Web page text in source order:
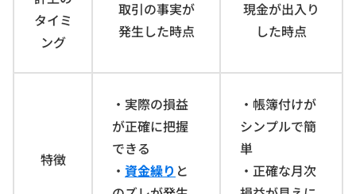
タイミ
ング
取引の事実が
発生した時点
現金が出入り
した時点
特徴
・実際の損益
が正確に把握
できる
・ 資金繰り と
・帳簿付けが
シンプルで簡
単
・正確な月次